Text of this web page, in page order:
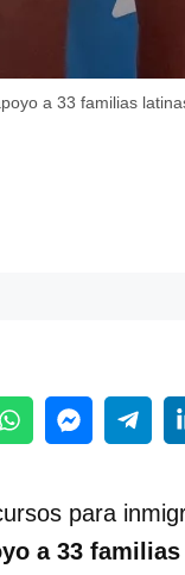
a 33 familias
para
a 33